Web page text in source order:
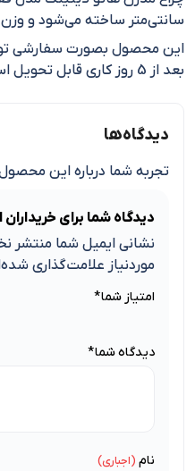
سانتی‌متر ساخته می‌شود و وزن
این محصول بصورت سفارشی
بعد از 5 روز کاری قابل تحویل است.
دیدگاه‌ها
تجربه شما درباره این
دیدگاه شما برای
نشانی ایمیل شما منتشر
موردنیاز علامت‌گذاری
امتیاز شما*
دیدگاه شما*
نام